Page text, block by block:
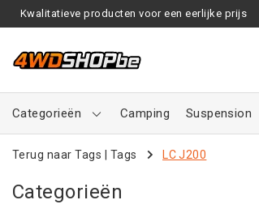
Kwalitatieve producten voor een eerlijke prijs
Categorieën Camping Suspension
Terug naar Tags Tags LC J200
Categorieën